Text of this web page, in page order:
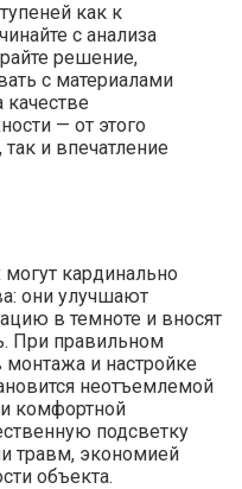
как к
с анализа
решение,
с материалами
качестве
— от этого
так и впечатление
кардинально
они улучшают
в темноте и вносят
При правильном
и настройке
неотъемлемой
комфортной
подсветку
травм, экономией
объекта.